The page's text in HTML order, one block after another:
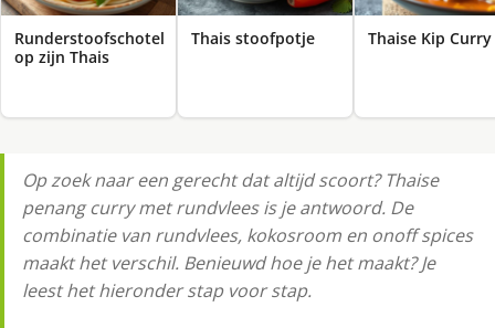
Runderstoofschotel
op zijn Thais
Thais stoofpotje Thaise Kip Curry
Op zoek naar een gerecht dat altijd scoort? Thaise
penang curry met rundvlees is je antwoord. De
combinatie van rundvlees, kokosroom en onoff spices
maakt het verschil. Benieuwd hoe je het maakt? Je
leest het hieronder stap voor stap.